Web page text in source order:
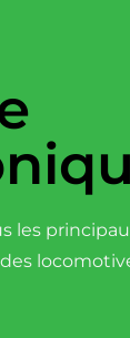
les